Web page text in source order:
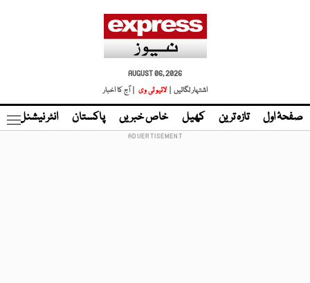
AUGUST 06, 2026
اشتہار لگائیں |
لائیو ٹی وی | آج کا اخبار
صفحۂ اول تازہ ترین کھیل خاص خبریں پاکستان انٹر نیشنل